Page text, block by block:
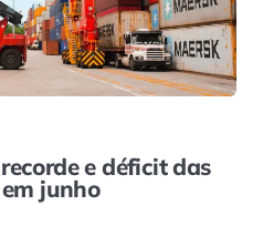
e déficit das
junho